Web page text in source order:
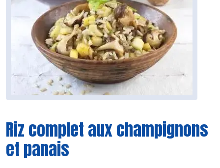
Riz complet aux champignons
et panais